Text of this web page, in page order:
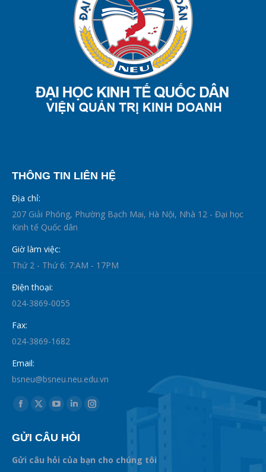
THÔNG TIN LIÊN HỆ
Địa chỉ:
207 Giải Phóng, Phường Bạch Mai, Hà Nội, Nhà 12 - Đại học
Kinh tế Quốc dân
Giờ làm việc:
Thứ 2 - Thứ 6: 7:AM - 17PM
Điện thoại:
024-3869-0055
Fax:
024-3869-1682
Email:
bsneu@bsneu.neu.edu.vn
Find us on:
Facebook
opens
in
X
opens
in
YouTube
opens
in
Linkedin
opens
in
Instagram
in
GỬI CÂU HỎI
Gửi câu hỏi của bạn cho chúng tôi